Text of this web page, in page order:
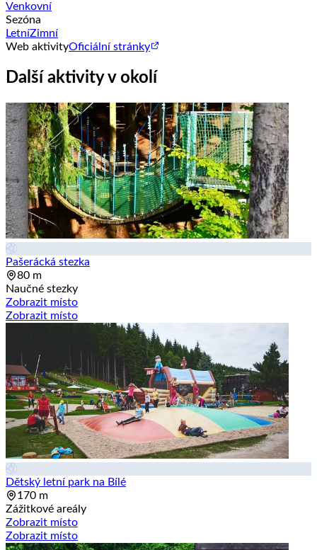
Venkovní
Sezóna
LetníZimní
Web aktivityOficiální stránky
Další aktivity v okolí
Pašerácká stezka
80 m
Naučné stezky
Zobrazit místo
Zobrazit místo
Dětský letní park na Bílé
170 m
Zážitkové areály
Zobrazit místo
Zobrazit místo